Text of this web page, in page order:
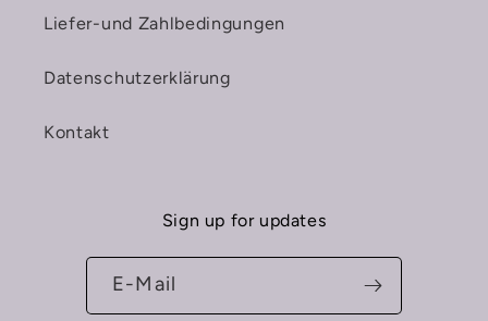
Liefer-und Zahlbedingungen
Datenschutzerklärung
Kontakt
Sign up for updates
E-Mail